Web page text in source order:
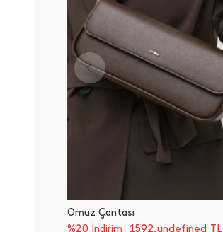
Omuz Çantası
%20 İndirim
1592.undefined TL